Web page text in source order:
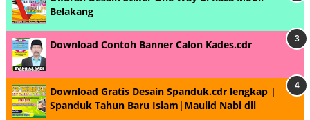
Belakang
Download Contoh Banner Calon Kades.cdr
Download Gratis Desain Spanduk.cdr lengkap |
Spanduk Tahun Baru Islam|Maulid Nabi dll